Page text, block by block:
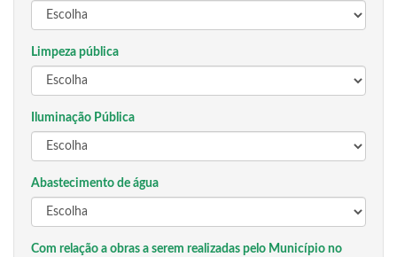
Limpeza pública
Iluminação Pública
Abastecimento de água
Com relação a obras a serem realizadas pelo Município no